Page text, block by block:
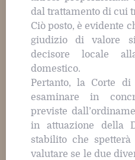
dal trattamento di cui
Ciò posto, è evidente
giudizio di valore
decisore locale
domestico.
Pertanto, la Corte di
esaminare in
previste
in attuazione della
stabilito che
valutare se le due